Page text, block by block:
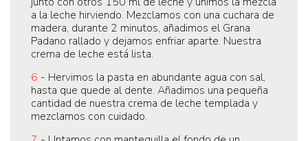
a la leche hirviendo. Mezclamos con una cuchara de
madera, durante 2 minutos, añadimos el Grana
Padano rallado y dejamos enfriar aparte. Nuestra
crema de leche está lista.
6 - Hervimos la pasta en abundante agua con sal,
hasta que quede al dente. Añadimos una pequeña
cantidad de nuestra crema de leche templada y
mezclamos con cuidado.